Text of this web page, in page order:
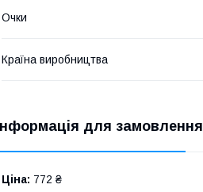
Очки
Країна виробництва
для замовлення
Ціна: 772 ₴